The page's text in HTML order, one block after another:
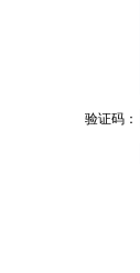
验证码：